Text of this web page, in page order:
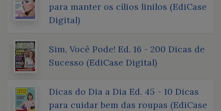
para manter os cílios linilos (EdiCase
Digital)
Sim, Você Pode! Ed. 16 - 200 Dicas de
Sucesso (EdiCase Digital)
Dicas do Dia a Dia Ed. 45 - 10 Dicas
para cuidar bem das roupas (EdiCase